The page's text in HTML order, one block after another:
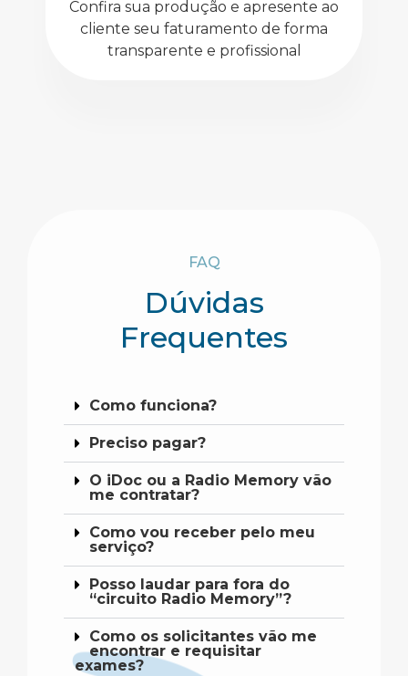
Confira sua produção e apresente ao
cliente seu faturamento de forma
transparente e profissional
FAQ
Dúvidas
Frequentes
Como funciona?
Preciso pagar?
O iDoc ou a Radio Memory vão
me contratar?
Como vou receber pelo meu
serviço?
Posso laudar para fora do
“circuito Radio Memory”?
Como os solicitantes vão me
encontrar e requisitar
exames?